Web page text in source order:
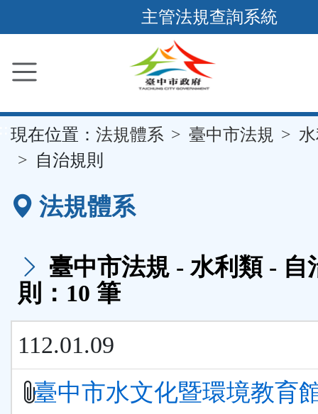
到
要
容
區
塊
主管法規查詢系統
現在位置： 法規體系 臺中市法規
自治規則
法規體系
臺中市法規 - 水利類 - 自
則：10 筆
112.01.09
臺中市水文化暨環境教育